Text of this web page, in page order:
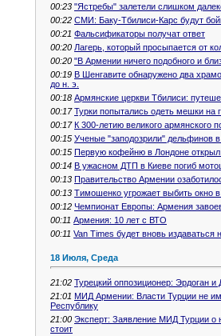
00:23 "Ястребы" залетели слишком
00:22 СМИ: Баку-Тбилиси-Карс будут
00:21 Фальсификаторы получат ответ
00:20 Лагерь, который просыпается от
00:20 "В Армении ничего подобного и
00:19 В Шенгавите обнаружено два
до н. э.
00:18 Армянские церкви Тбилиси:
00:17 Турки попытались одеть мешки
00:17 К 300-летию великого армянского
00:15 Ученые "заподозрили" дельфинов
00:15 Первую кофейню в Лондоне
00:14 В ужасном ДТП в Киеве погиб
00:13 Правительство Армении
00:13 Тимошенко угрожает выбить окно
00:12 Чемпионат Европы: Армения
00:11 Армения: 10 лет с ВТО
00:11 Van Times будет вновь издаваться
18 Июля, Среда
21:02 Турецкий оппозиционер: Эрдоган
21:01 MИД Армении: Власти Турции не
Республику
21:00 Эксперт: Заявление МИД Турции о
стоит